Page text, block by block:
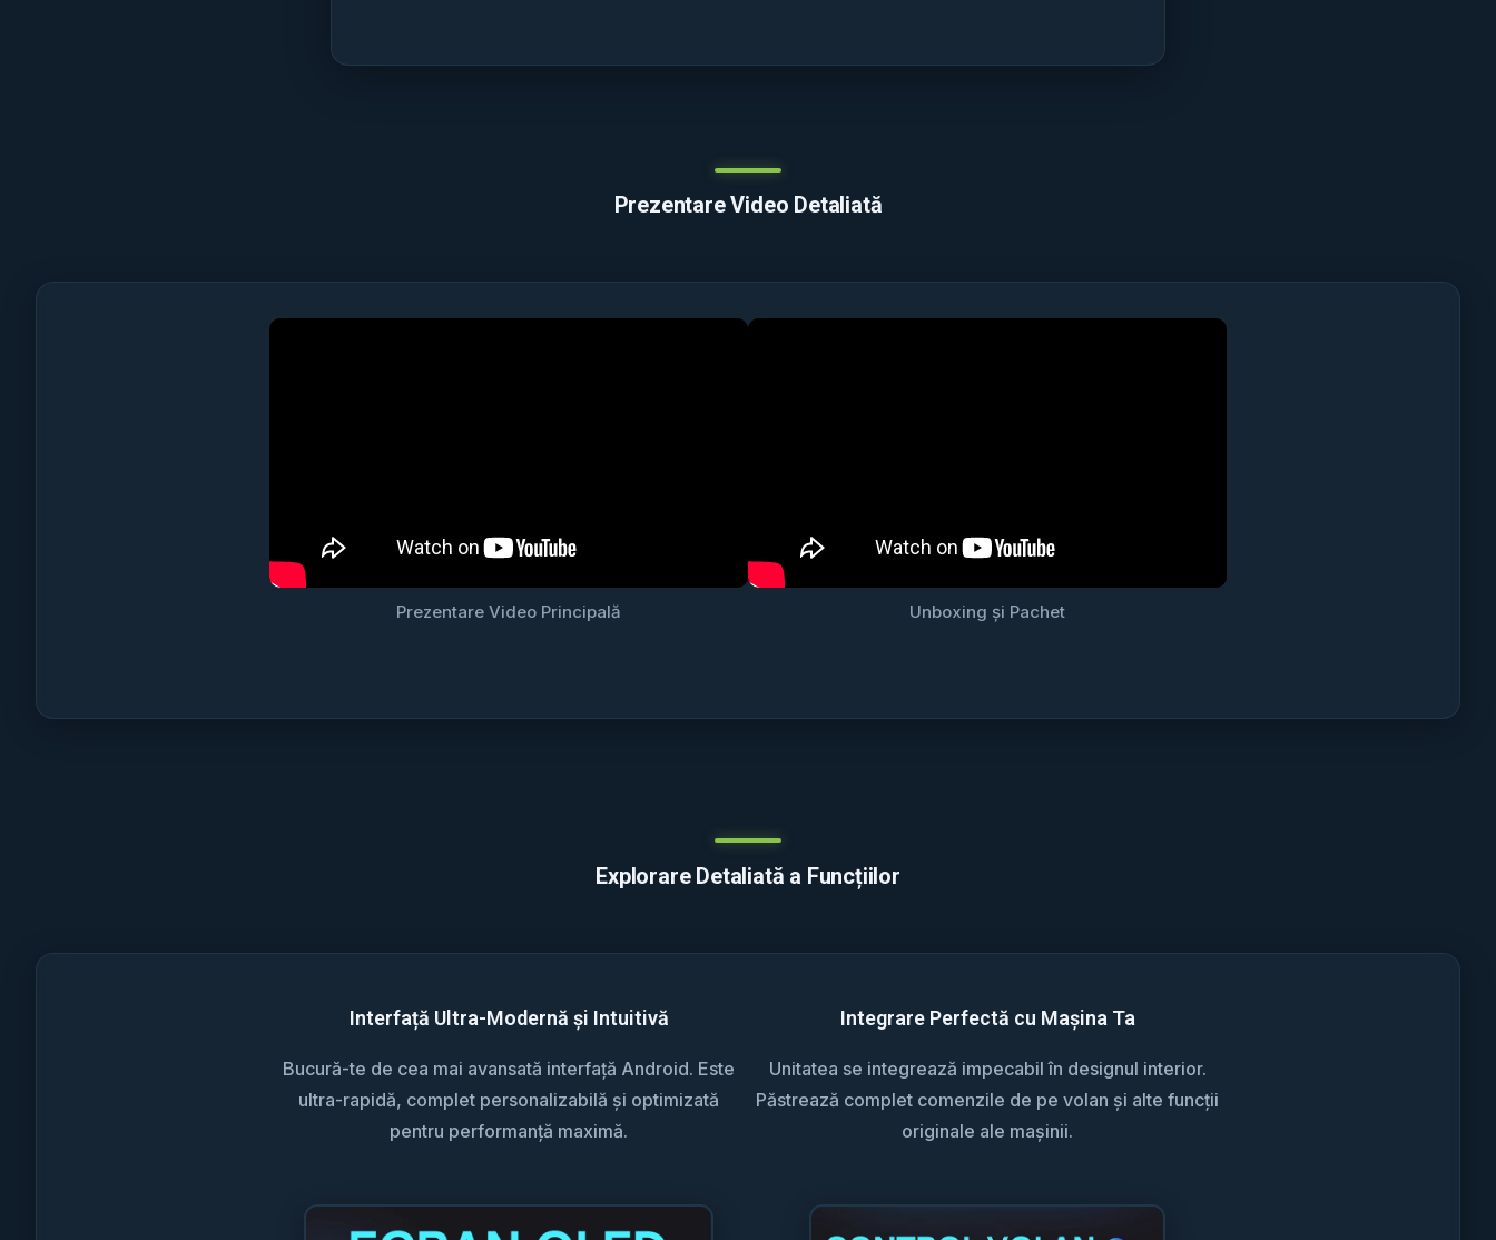
Prezentare Video Detaliată
Prezentare Video Principală Unboxing și Pachet
Explorare Detaliată a Funcțiilor
Interfață Ultra-Modernă și Intuitivă
Bucură-te de cea mai avansată interfață Android. Este
ultra-rapidă, complet personalizabilă și optimizată
pentru performanță maximă.
Integrare Perfectă cu Mașina Ta
Unitatea se integrează impecabil în designul interior.
Păstrează complet comenzile de pe volan și alte funcții
originale ale mașinii.